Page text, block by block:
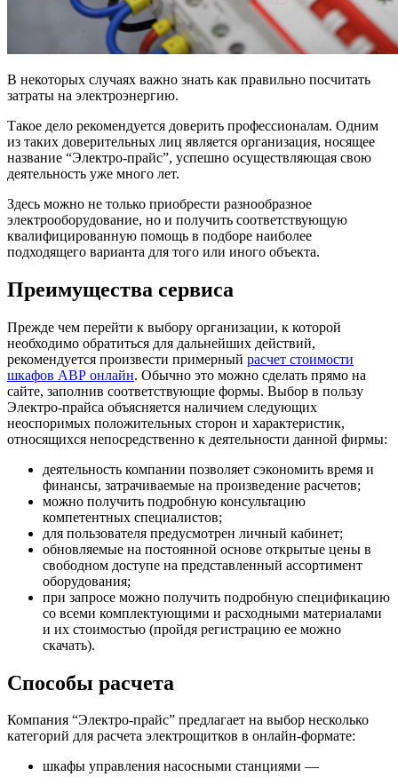
В некоторых случаях важно знать как правильно посчитать
затраты на электроэнергию.
Такое дело рекомендуется доверить профессионалам. Одним
из таких доверительных лиц является организация, носящее
название “Электро-прайс”, успешно осуществляющая свою
деятельность уже много лет.
Здесь можно не только приобрести разнообразное
электрооборудование, но и получить соответствующую
квалифицированную помощь в подборе наиболее
подходящего варианта для того или иного объекта.
Преимущества сервиса
Прежде чем перейти к выбору организации, к которой
необходимо обратиться для дальнейших действий,
рекомендуется произвести примерный расчет стоимости
шкафов АВР онлайн. Обычно это можно сделать прямо на
сайте, заполнив соответствующие формы. Выбор в пользу
Электро-прайса объясняется наличием следующих
неоспоримых положительных сторон и характеристик,
относящихся непосредственно к деятельности данной фирмы:
деятельность компании позволяет сэкономить время и
финансы, затрачиваемые на произведение расчетов;
можно получить подробную консультацию
компетентных специалистов;
для пользователя предусмотрен личный кабинет;
обновляемые на постоянной основе открытые цены в
свободном доступе на представленный ассортимент
оборудования;
при запросе можно получить подробную спецификацию
со всеми комплектующими и расходными материалами
и их стоимостью (пройдя регистрацию ее можно
скачать).
Способы расчета
Компания “Электро-прайс” предлагает на выбор несколько
категорий для расчета электрощитков в онлайн-формате:
шкафы управления насосными станциями —